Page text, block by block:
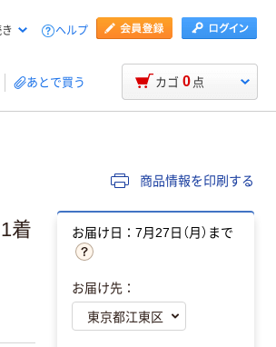
ヘルプ
あとで買う カゴ 0 点
商品情報を印刷する
着
お届け日：7月27日（月）まで
お届け先：